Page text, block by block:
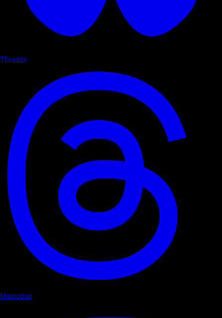
Threads
Mastodon